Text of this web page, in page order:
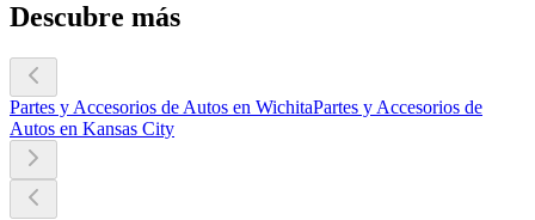
Descubre más
Partes y Accesorios de Autos en WichitaPartes y Accesorios de
Autos en Kansas City